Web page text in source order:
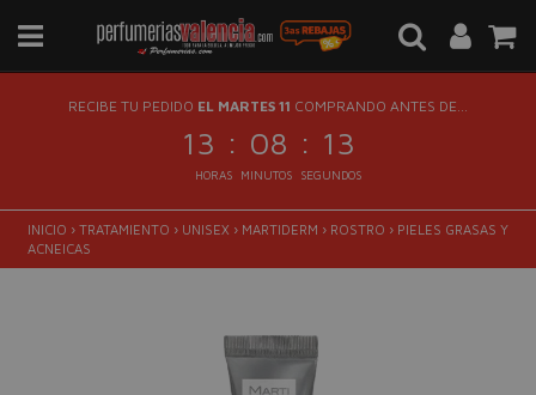
RECIBE TU PEDIDO EL MARTES 11 COMPRANDO ANTES DE...
13 : 08 : 13
HORAS MINUTOS SEGUNDOS
INICIO › TRATAMIENTO › UNISEX › MARTIDERM › ROSTRO › PIELES GRASAS Y
ACNEICAS